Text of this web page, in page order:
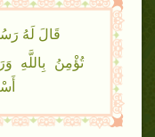
قَالَ لَهُ
تُؤْمِنُ بِاللَّهِ